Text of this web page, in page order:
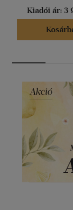
Kiadói ár: 3